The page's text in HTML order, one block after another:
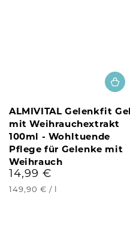
ALMIVITAL Gelenkfit Gel
mit Weihrauchextrakt
100ml - Wohltuende
Pflege für Gelenke mit
Weihrauch
Regulärer
Preis
14,99 €
Stückpreis
149,90 € / pro
l